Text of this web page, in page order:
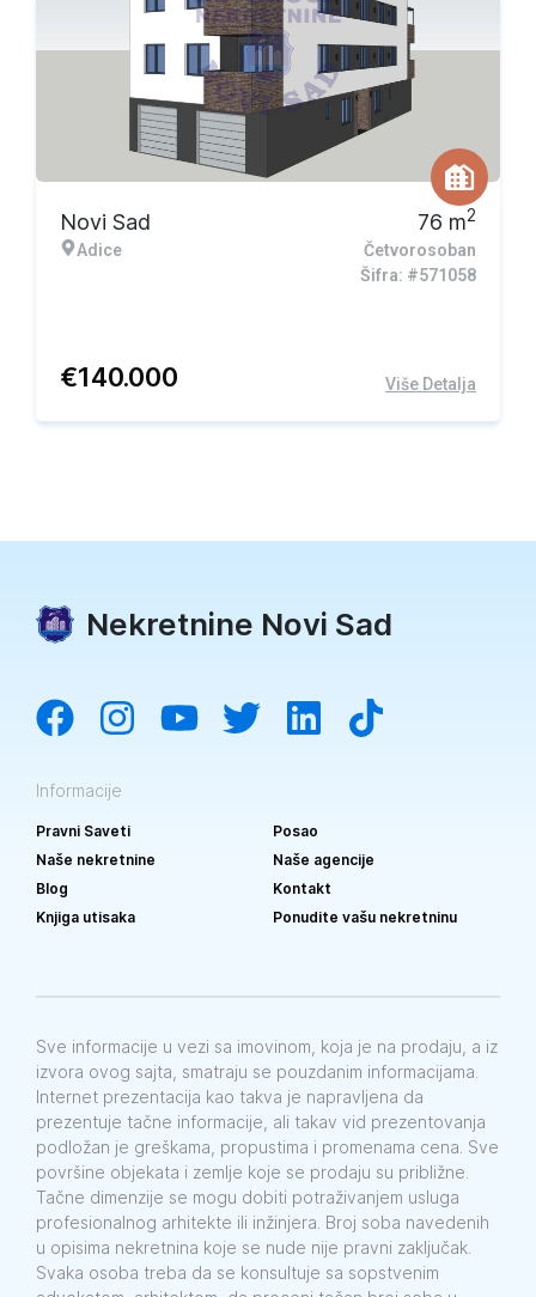
Novi Sad
Adice
76 m2
Četvorosoban
Šifra: #571058
€140.000 Više Detalja
Nekretnine Novi Sad
Informacije
Pravni Saveti
Posao
Naše nekretnine
Naše agencije
Blog
Kontakt
Knjiga utisaka
Ponudite vašu nekretninu
Sve informacije u vezi sa imovinom, koja je na prodaju, a iz
izvora ovog sajta, smatraju se pouzdanim informacijama.
Internet prezentacija kao takva je napravljena da
prezentuje tačne informacije, ali takav vid prezentovanja
podložan je greškama, propustima i promenama cena. Sve
površine objekata i zemlje koje se prodaju su približne.
Tačne dimenzije se mogu dobiti potraživanjem usluga
profesionalnog arhitekte ili inžinjera. Broj soba navedenih
u opisima nekretnina koje se nude nije pravni zaključak.
Svaka osoba treba da se konsultuje sa sopstvenim